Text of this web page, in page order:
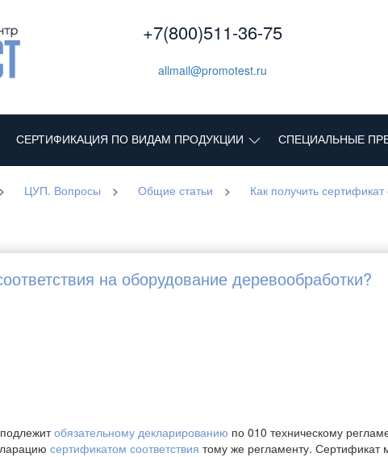
+7(800)511-36-75
allmail@promotest.ru
СЕРТИФИКАЦИЯ ПО ВИДАМ ПРОДУКЦИИ СПЕЦИАЛЬНЫЕ
> ЦУП. Вопросы > Общие статьи > Как получить
на оборудование деревообработки?
обязательному декларированию по 010 техническому
сертификатом соответствия тому же регламенту.